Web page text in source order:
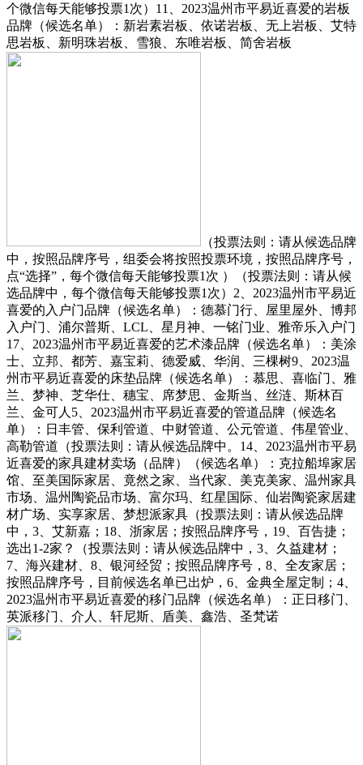
个微信每天能够投票1次）11、2023温州市平易近喜爱的岩板
品牌（候选名单）：新岩素岩板、依诺岩板、无上岩板、艾特
思岩板、新明珠岩板、雪狼、东唯岩板、简舍岩板
（投票法则：请从候选品牌
中，按照品牌序号，组委会将按照投票环境，按照品牌序号，
点“选择”，每个微信每天能够投票1次 ）（投票法则：请从候
选品牌中，每个微信每天能够投票1次）2、2023温州市平易近
喜爱的入户门品牌（候选名单）：德慕门行、屋里屋外、博邦
入户门、浦尔普斯、LCL、星月神、一铭门业、雅帝乐入户门
17、2023温州市平易近喜爱的艺术漆品牌（候选名单）：美涂
士、立邦、都芳、嘉宝莉、德爱威、华润、三棵树9、2023温
州市平易近喜爱的床垫品牌（候选名单）：慕思、喜临门、雅
兰、梦神、芝华仕、穗宝、席梦思、金斯当、丝涟、斯林百
兰、金可人5、2023温州市平易近喜爱的管道品牌（候选名
单）：日丰管、保利管道、中财管道、公元管道、伟星管业、
高勒管道（投票法则：请从候选品牌中。14、2023温州市平易
近喜爱的家具建材卖场（品牌）（候选名单）：克拉船埠家居
馆、至美国际家居、竟然之家、当代家、美克美家、温州家具
市场、温州陶瓷品市场、富尔玛、红星国际、仙岩陶瓷家居建
材广场、实享家居、梦想派家具（投票法则：请从候选品牌
中，3、艾新嘉；18、浙家居；按照品牌序号，19、百告捷；
选出1-2家？（投票法则：请从候选品牌中，3、久益建材；
7、海兴建材、8、银河经贸；按照品牌序号，8、全友家居；
按照品牌序号，目前候选名单已出炉，6、金典全屋定制；4、
2023温州市平易近喜爱的移门品牌（候选名单）：正日移门、
英派移门、介人、轩尼斯、盾美、鑫浩、圣梵诺